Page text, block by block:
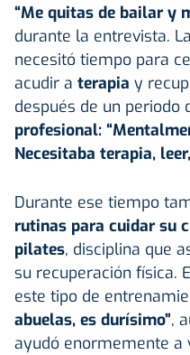
“Me quitas de bailar y
durante la entrevista.
necesitó tiempo para
acudir a terapia y
después de un periodo
profesional:
Necesitaba terapia,
Durante ese tiempo
rutinas para cuidar su
pilates, disciplina que
su recuperación física.
este tipo de
abuelas, es durísimo”,
ayudó enormemente a